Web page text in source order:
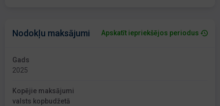
Nodokļu maksājumi Apskatīt iepriekšējos periodus
Gads
2025
Kopējie maksājumi
valsts kopbudžetā